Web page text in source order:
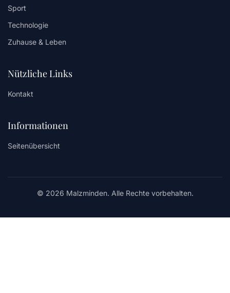
Sport
Technologie
Zuhause & Leben
Nützliche Links
Kontakt
Informationen
Seitenübersicht
© 2026 Malzminden. Alle Rechte vorbehalten.